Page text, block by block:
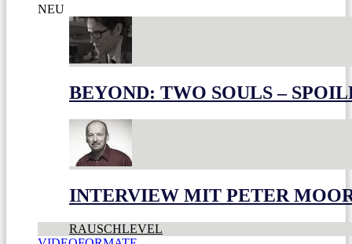
NEU
BEYOND: TWO SOULS –
INTERVIEW MIT PETER
RAUSCHLEVEL